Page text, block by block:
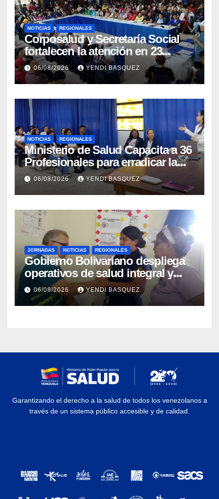
NOTICIAS REGIONALES
Corposalud y Secretaría Social
fortalecen la atención en 23
municipios
06/08/2026 YENDI BASQUEZ
NOTICIAS REGIONALES
Ministerio de Salud Capacita a 36
Profesionales para erradicar la
Tuberculosis en Yaracuy
06/08/2026 YENDI BASQUEZ
JORNADAS NOTICIAS REGIONALES
Gobierno Bolivariano despliega
operativos de salud integral y
protección social en los
municipios Sucre y Mario
Briceño Iragorry del estado
06/08/2026 YENDI BASQUEZ
Garantizando el derecho a la salud de todos los venezolanos a
través de un sistema público accesible y de calidad.